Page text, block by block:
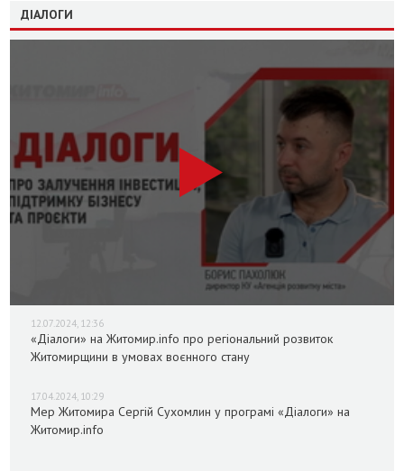
ДІАЛОГИ
12.07.2024, 12:36
«Діалоги» на Житомир.info про регіональний розвиток
Житомирщини в умовах воєнного стану
17.04.2024, 10:29
Мер Житомира Сергій Сухомлин у програмі «Діалоги» на
Житомир.info